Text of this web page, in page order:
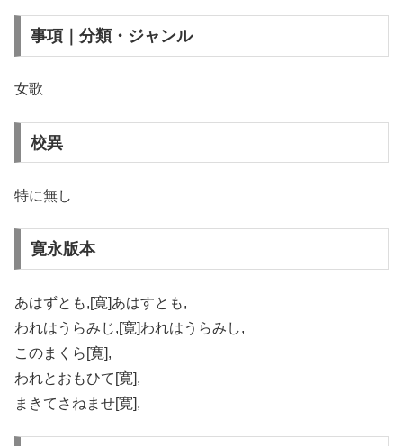
事項｜分類・ジャンル
女歌
校異
特に無し
寛永版本
あはずとも,[寛]あはすとも,
われはうらみじ,[寛]われはうらみし,
このまくら[寛],
われとおもひて[寛],
まきてさねませ[寛],